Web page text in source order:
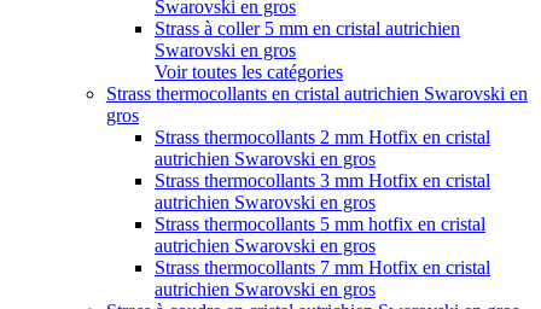
Swarovski en gros
Strass à coller 5 mm en cristal autrichien
Swarovski en gros
Voir toutes les catégories
Strass thermocollants en cristal autrichien Swarovski en
gros
Strass thermocollants 2 mm Hotfix en cristal
autrichien Swarovski en gros
Strass thermocollants 3 mm Hotfix en cristal
autrichien Swarovski en gros
Strass thermocollants 5 mm hotfix en cristal
autrichien Swarovski en gros
Strass thermocollants 7 mm Hotfix en cristal
autrichien Swarovski en gros